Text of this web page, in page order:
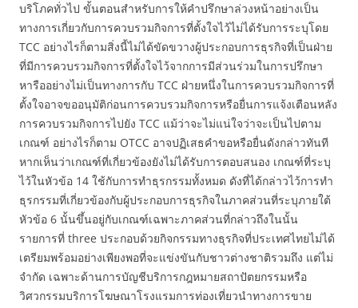
บริโภคทั่วไป ขั้นตอนสำหรับการให้คำปรึกษาล่วงหน้าอย่างเป็น
ทางการเกี่ยวกับการควบรวมกิจการที่ตั้งใจไว้ไม่ได้รับการระบุโดย
TCC อย่างไรก็ตามสิ่งนี้ไม่ได้ขัดขวางผู้ประกอบการธุรกิจที่เป็นฝ่าย
ที่มีการควบรวมกิจการที่ตั้งใจไว้จากการมีส่วนร่วมในการปรึกษา
หารืออย่างไม่เป็นทางการกับ TCC ฝ่ายหนึ่งในการควบรวมกิจการที่
ตั้งใจอาจขออนุมัติก่อนการควบรวมกิจการหรือยื่นการแจ้งเตือนหลัง
การควบรวมกิจการไปยัง TCC แม้ว่าจะไม่แน่ใจว่าจะเป็นไปตาม
เกณฑ์ อย่างไรก็ตาม OTCC อาจปฏิเสธคำขอหรือยื่นดังกล่าวทันที
หากเห็นว่าเกณฑ์ที่เกี่ยวข้องยังไม่ได้รับการตอบสนอง เกณฑ์ที่ระบุ
ไว้ในหัวข้อ 14 ใช้กับการทำธุรกรรมทั้งหมด ดังที่ได้กล่าวไว้การทำ
ธุรกรรมที่เกี่ยวข้องกับผู้ประกอบการธุรกิจในภาคส่วนที่ระบุภายใต้
หัวข้อ 6 นั้นขึ้นอยู่กับเกณฑ์เฉพาะภาคส่วนที่กล่าวถึงในนั้น
รายการที่ three ประกอบด้วยกิจกรรมทางธุรกิจที่ประเทศไทยไม่ได้
เตรียมพร้อมอย่างเพียงพอที่จะแข่งขันกับชาวต่างชาติรวมถึง แต่ไม่
จำกัด เฉพาะด้านการบัญชีบริการกฎหมายสถาปัตยกรรมหรือ
วิศวกรรมบริการโฆษณาโรงแรมการท่องเที่ยวนำทางการขาย